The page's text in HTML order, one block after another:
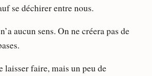
se déchirer entre nous.
aucun sens. On ne créera pas de
laisser faire, mais un peu de